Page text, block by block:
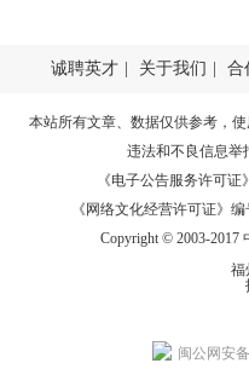
诚聘英才 关于我们 合
本站所有文章、数据仅供参考，
违法和不良信息举
《电子公告服务许可证
《网络文化经营许可证》
Copyright © 2003-2017
福
闽公网安